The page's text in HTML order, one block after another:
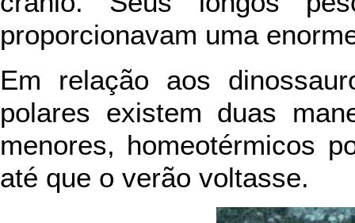
proporcionavam uma
Em relação aos
polares existem duas
menores, homeotérmicos
até que o verão voltasse.